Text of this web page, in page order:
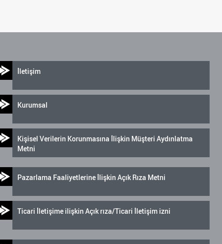
İletişim
Kurumsal
Kişisel Verilerin Korunmasına İlişkin Müşteri Aydınlatma
Metni
Pazarlama Faaliyetlerine İlişkin Açık Rıza Metni
Ticari İletişime ilişkin Açık rıza/Ticari İletişim izni